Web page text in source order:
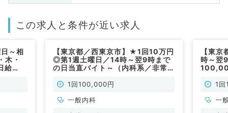
この求人と条件が近い求人
～相
木・
給
【東京都／西東京市】★1回10万円
◎第1週土曜日／14時～翌9時まで
の日当直バイト～（内科系／非常
1回100,000円
一般内科
【東
時～翌
1
一